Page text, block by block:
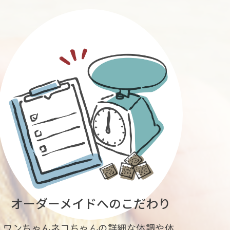
オーダーメイドへのこだわり
ワンちゃんネコちゃんの詳細な体調や体